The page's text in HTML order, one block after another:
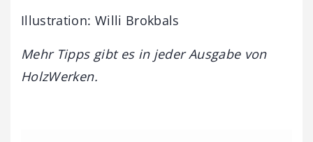
Illustration: Willi Brokbals
Mehr Tipps gibt es in jeder Ausgabe von
HolzWerken.